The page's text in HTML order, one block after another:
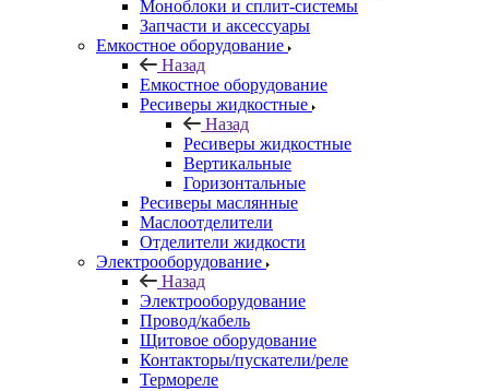
Моноблоки и сплит-системы
Запчасти и аксессуары
Емкостное оборудование
Назад
Емкостное оборудование
Ресиверы жидкостные
Назад
Ресиверы жидкостные
Вертикальные
Горизонтальные
Ресиверы маслянные
Маслоотделители
Отделители жидкости
Электрооборудование
Назад
Электрооборудование
Провод/кабель
Щитовое оборудование
Контакторы/пускатели/реле
Термореле